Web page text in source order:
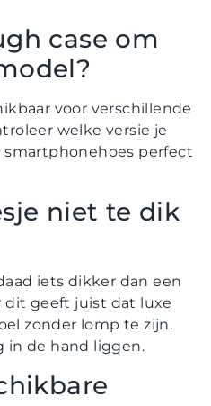
case om
voor verschillende
welke versie je
perfect
niet te dik
iets dikker dan een
dit geeft juist dat luxe
zonder lomp te zijn.
in de hand liggen.